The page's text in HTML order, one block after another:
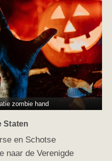
zombie hand
Staten
en Schotse
naar de Verenigde